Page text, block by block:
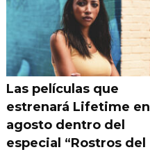
Las películas que
estrenará Lifetime en
agosto dentro del
especial “Rostros del